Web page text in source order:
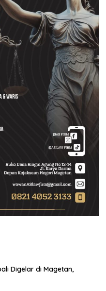
Digelar di Magetan,